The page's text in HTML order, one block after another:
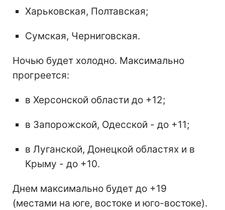
Харьковская, Полтавская;
Сумская, Черниговская.
Ночью будет холодно. Максимально
прогреется:
в Херсонской области до +12;
в Запорожской, Одесской - до +11;
в Луганской, Донецкой областях и в
Крыму - до +10.
Днем максимально будет до +19
(местами на юге, востоке и юго-востоке).